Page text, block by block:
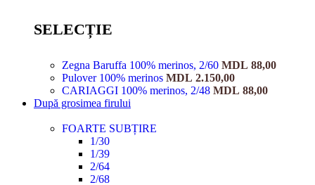
SELECȚIE
Zegna Baruffa 100% merinos, 2/60 MDL 88,00
Pulover 100% merinos MDL 2.150,00
CARIAGGI 100% merinos, 2/48 MDL 88,00
După grosimea firului
FOARTE SUBȚIRE
1/30
1/39
2/64
2/68